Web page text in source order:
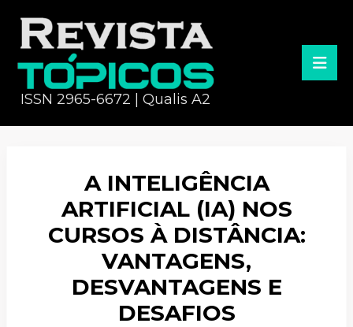
ISSN 2965-6672 | Qualis A2
A INTELIGÊNCIA
ARTIFICIAL (IA) NOS
CURSOS À DISTÂNCIA:
VANTAGENS,
DESVANTAGENS E
DESAFIOS